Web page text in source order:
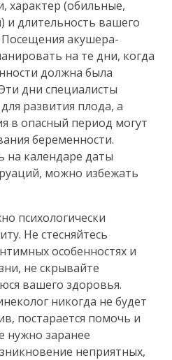
характер (обильные,
и длительность вашего
Посещения акушера-
на те дни, когда
должна была
дни специалисты
развития плода, а
в опасный период могут
беременности.
на календаре даты
можно избежать
психологически
Не стесняйтесь
особенностях и
не скрывайте
вашего здоровья.
никогда не будет
постарается помочь и
нужно заранее
неприятных,